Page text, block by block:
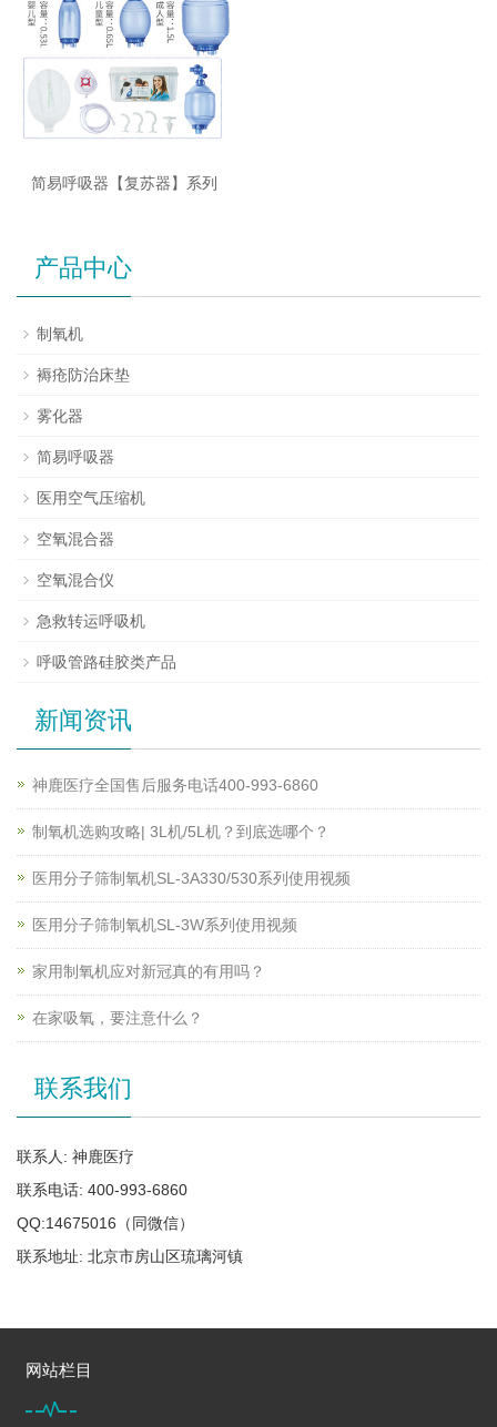
简易呼吸器【复苏器】系列
产品中心
制氧机
褥疮防治床垫
雾化器
简易呼吸器
医用空气压缩机
空氧混合器
空氧混合仪
急救转运呼吸机
呼吸管路硅胶类产品
新闻资讯
神鹿医疗全国售后服务电话400-993-6860
制氧机选购攻略| 3L机/5L机？到底选哪个？
医用分子筛制氧机SL-3A330/530系列使用视频
医用分子筛制氧机SL-3W系列使用视频
家用制氧机应对新冠真的有用吗？
在家吸氧，要注意什么？
联系我们
联系人: 神鹿医疗
联系电话: 400-993-6860
QQ:14675016（同微信）
联系地址: 北京市房山区琉璃河镇
网站栏目